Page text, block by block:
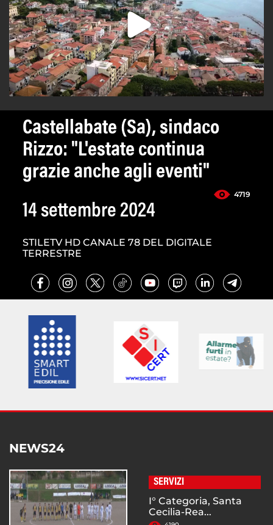
Castellabate (Sa), sindaco
Rizzo: "L'estate continua
grazie anche agli eventi"
4719
14 settembre 2024
STILETV HD CANALE 78 DEL DIGITALE
TERRESTRE
NEWS24
SERVIZI
I° Categoria, Santa
Cecilia-Rea...